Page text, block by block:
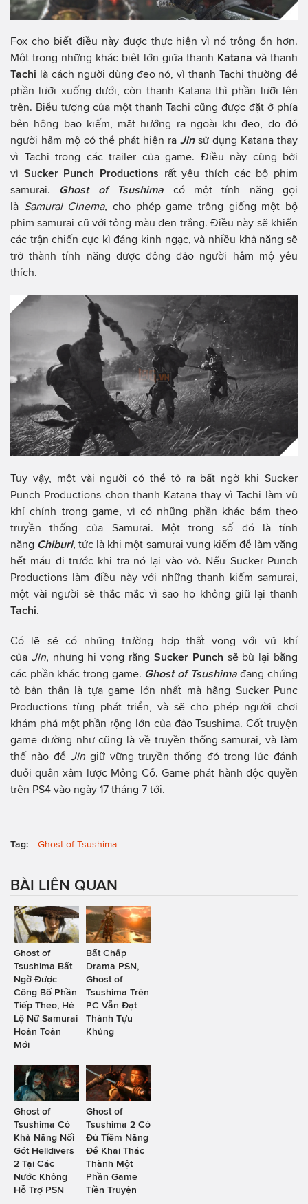
Fox cho biết điều này được thực hiện vì nó trông ổn hơn.
Một trong những khác biệt lớn giữa thanh Katana và thanh
Tachi là cách người dùng đeo nó, vì thanh Tachi thường để
phần lưỡi xuống dưới, còn thanh Katana thì phần lưỡi lên
trên. Biểu tượng của một thanh Tachi cũng được đặt ở phía
bên hông bao kiếm, mặt hướng ra ngoài khi đeo, do đó
người hâm mộ có thể phát hiện ra Jin sử dụng Katana thay
vì Tachi trong các trailer của game. Điều này cũng bởi
vì Sucker Punch Productions rất yêu thích các bộ phim
samurai. Ghost of Tsushima có một tính năng gọi
là Samurai Cinema,cho phép game trông giống một bộ
phim samurai cũ với tông màu đen trắng. Điều này sẽ khiến
các trận chiến cực kì đáng kinh ngạc, và nhiều khả năng sẽ
trở thành tính năng được đông đảo người hâm mộ yêu
thích.
Tuy vậy, một vài người có thể tỏ ra bất ngờ khi Sucker
Punch Productions chọn thanh Katana thay vì Tachi làm vũ
khí chính trong game, vì có những phần khác bám theo
truyền thống của Samurai. Một trong số đó là tính
năng Chiburi, tức là khi một samurai vung kiếm để làm văng
hết máu đi trước khi tra nó lại vào vỏ. Nếu Sucker Punch
Productions làm điều này với những thanh kiếm samurai,
một vài người sẽ thắc mắc vì sao họ không giữ lại thanh
Tachi.
Có lẽ sẽ có những trường hợp thất vọng với vũ khí
của Jin, nhưng hi vọng rằng Sucker Punch sẽ bù lại bằng
các phần khác trong game. Ghost of Tsushimađang chứng
tỏ bản thân là tựa game lớn nhất mà hãng Sucker Punc
Productions từng phát triển, và sẽ cho phép người chơi
khám phá một phần rộng lớn của đảo Tsushima. Cốt truyện
game dường như cũng là về truyền thống samurai, và làm
thế nào để Jingiữ vững truyền thống đó trong lúc đánh
đuổi quân xâm lược Mông Cổ. Game phát hành độc quyền
trên PS4 vào ngày 17 tháng 7 tới.
Tag: Ghost of Tsushima
BÀI LIÊN QUAN
Ghost of
Tsushima Bất
Ngờ Được
Công Bố Phần
Tiếp Theo, Hé
Lộ Nữ Samurai
Hoàn Toàn
Mới
Bất Chấp
Drama PSN,
Ghost of
Tsushima Trên
PC Vẫn Đạt
Thành Tựu
Khủng
Ghost of
Tsushima Có
Khả Năng Nối
Gót Helldivers
2 Tại Các
Nước Không
Hỗ Trợ PSN
Ghost of
Tsushima 2 Có
Đủ Tiềm Năng
Để Khai Thác
Thành Một
Phần Game
Tiền Truyện